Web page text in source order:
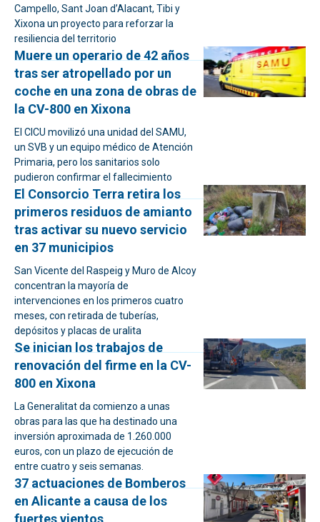
Campello, Sant Joan d’Alacant, Tibi y
Xixona un proyecto para reforzar la
resiliencia del territorio
Muere un operario de 42 años
tras ser atropellado por un
coche en una zona de obras de
la CV-800 en Xixona
El CICU movilizó una unidad del SAMU,
un SVB y un equipo médico de Atención
Primaria, pero los sanitarios solo
pudieron confirmar el fallecimiento
El Consorcio Terra retira los
primeros residuos de amianto
tras activar su nuevo servicio
en 37 municipios
San Vicente del Raspeig y Muro de Alcoy
concentran la mayoría de
intervenciones en los primeros cuatro
meses, con retirada de tuberías,
depósitos y placas de uralita
Se inician los trabajos de
renovación del firme en la CV-
800 en Xixona
La Generalitat da comienzo a unas
obras para las que ha destinado una
inversión aproximada de 1.260.000
euros, con un plazo de ejecución de
entre cuatro y seis semanas.
37 actuaciones de Bomberos
en Alicante a causa de los
fuertes vientos